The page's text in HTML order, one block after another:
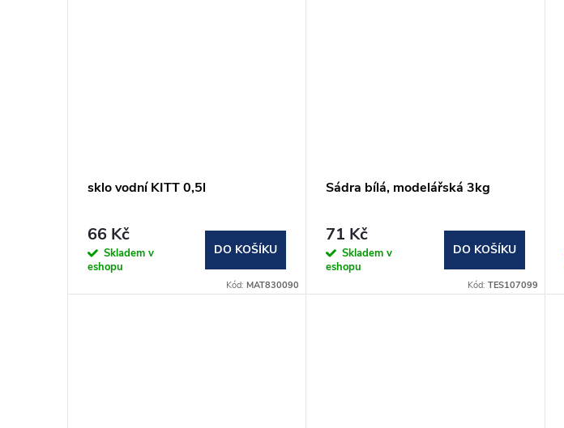
sklo vodní KITT 0,5l
66 Kč
Skladem v
eshopu
DO KOŠÍKU
Kód: MAT830090
Sádra bílá, modelářská 3kg
71 Kč
Skladem v
eshopu
DO KOŠÍKU
Kód: TES107099